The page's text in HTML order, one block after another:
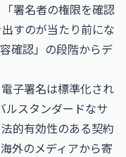
署名者の権限を確認
すのが当たり前にな
確認」の段階からデ
子署名は標準化され
ルスタンダードなサ
的有効性のある契約
外のメディアから寄